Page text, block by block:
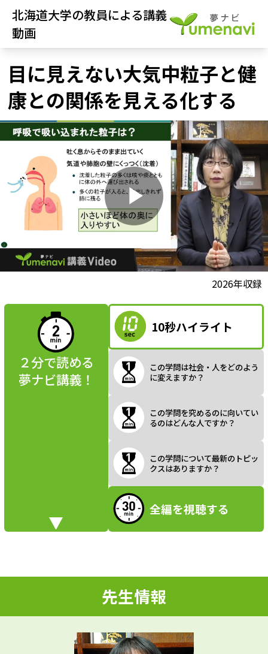
北海道大学の教員による講義
動画
目に見えない大気中粒子と健
康との関係を見える化する
P
a
y
V
i
d
e
2026年収録
２分で読める
夢ナビ講義！
10秒ハイライト
この学問は社会・人をどのよう
に変えますか？
この学問を究めるのに向いてい
るのはどんな人ですか？
この学問について最新のトピッ
クスはありますか？
全編を視聴する
先生情報